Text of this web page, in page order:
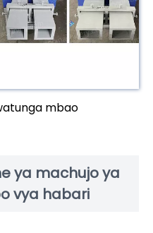
mbao
ya machujo ya
vya habari